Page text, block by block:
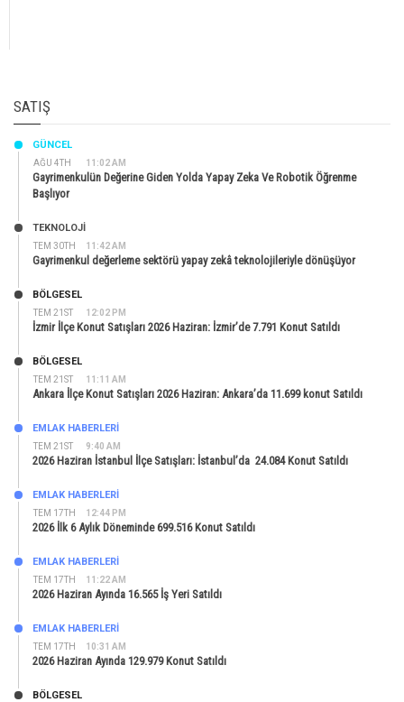
SATIŞ
AĞU 4TH 11:02 AM
GÜNCEL
Gayrimenkulün Değerine Giden Yolda Yapay Zeka Ve Robotik Öğrenme
Başlıyor
TEM 30TH 11:42 AM
TEKNOLOJİ
Gayrimenkul değerleme sektörü yapay zekâ teknolojileriyle dönüşüyor
TEM 21ST 12:02 PM
BÖLGESEL
İzmir İlçe Konut Satışları 2026 Haziran: İzmir’de 7.791 Konut Satıldı
TEM 21ST 11:11 AM
BÖLGESEL
Ankara İlçe Konut Satışları 2026 Haziran: Ankara’da 11.699 konut Satıldı
TEM 21ST 9:40 AM
EMLAK HABERLERI
2026 Haziran İstanbul İlçe Satışları: İstanbul’da 24.084 Konut Satıldı
TEM 17TH 12:44 PM
EMLAK HABERLERI
2026 İlk 6 Aylık Döneminde 699.516 Konut Satıldı
TEM 17TH 11:22 AM
EMLAK HABERLERI
2026 Haziran Ayında 16.565 İş Yeri Satıldı
TEM 17TH 10:31 AM
EMLAK HABERLERI
2026 Haziran Ayında 129.979 Konut Satıldı
BÖLGESEL